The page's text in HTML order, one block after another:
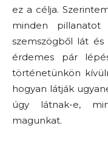
ez a célja.
minden pillanatot
szemszögből lát
érdemes pár
történetünkön
hogyan látják
úgy látnak-e,
magunkat.